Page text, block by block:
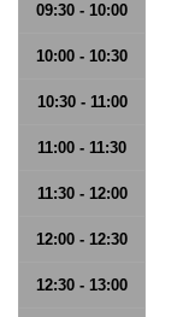
09:30 - 10:00
10:00 - 10:30
10:30 - 11:00
11:00 - 11:30
11:30 - 12:00
12:00 - 12:30
12:30 - 13:00